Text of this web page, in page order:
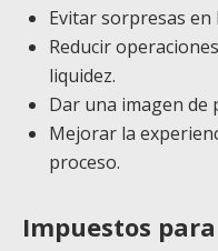
Evitar sorpresas en
Reducir
liquidez.
Dar una imagen de
Mejorar la
proceso.
Impuestos